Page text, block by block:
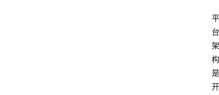
平
台
架
构
是
开